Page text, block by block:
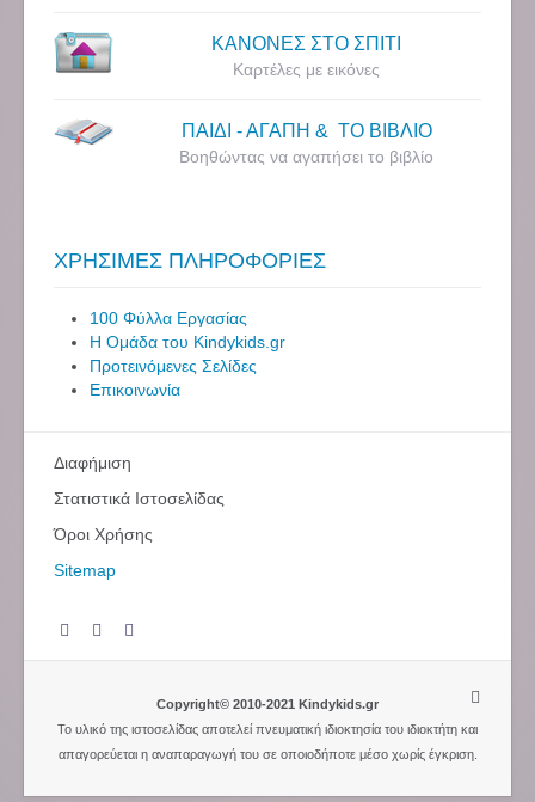
ΚΑΝΟΝΕΣ ΣΤΟ ΣΠΙΤΙ
Καρτέλες με εικόνες
ΠΑΙΔΙ - ΑΓΑΠΗ & ΤΟ ΒΙΒΛΙΟ
Βοηθώντας να αγαπήσει το βιβλίο
ΧΡΗΣΙΜΕΣ ΠΛΗΡΟΦΟΡΙΕΣ
100 Φύλλα Εργασίας
Η Ομάδα του Kindykids.gr
Προτεινόμενες Σελίδες
Επικοινωνία
Διαφήμιση
Στατιστικά Ιστοσελίδας
Όροι Χρήσης
Sitemap
Copyright© 2010-2021 Kindykids.gr
Το υλικό της ιστοσελίδας αποτελεί πνευματική ιδιοκτησία του ιδιοκτήτη και
απαγορεύεται η αναπαραγωγή του σε οποιοδήποτε μέσο χωρίς έγκριση.